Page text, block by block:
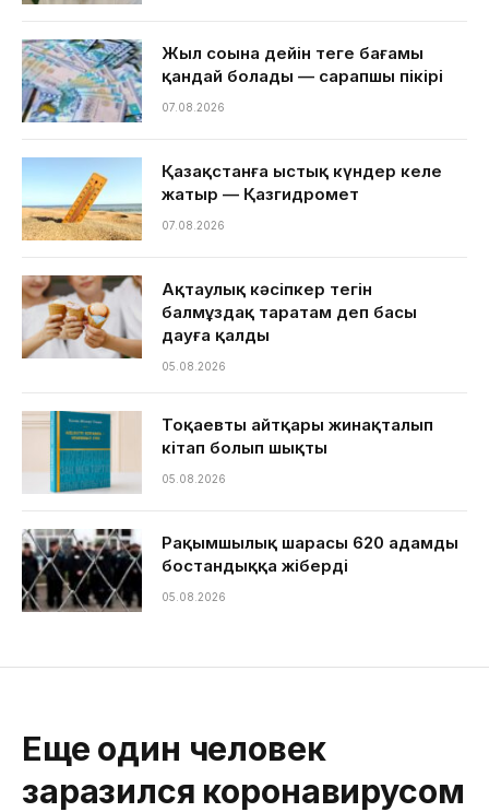
Жыл соңына дейін теңге бағамы
қандай болады — сарапшы пікірі
07.08.2026
Қазақстанға ыстық күндер келе
жатыр — Қазгидромет
07.08.2026
Ақтаулық кәсіпкер тегін
балмұздақ таратам деп басы
дауға қалды
05.08.2026
Тоқаевтың айтқары жинақталып
кітап болып шықты
05.08.2026
Рақымшылық шарасы 620 адамды
бостандыққа жіберді
05.08.2026
Еще один человек
заразился коронавирусом